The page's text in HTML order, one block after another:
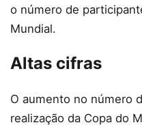
o número de
Mundial.
Altas cifras
O aumento no número
realização da Copa do